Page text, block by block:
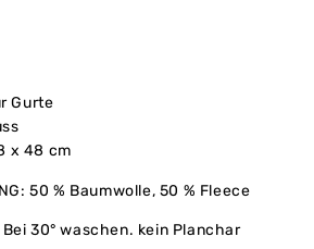
Gurte
x 48 cm
50 % Baumwolle, 50 % Fleece
Bei 30° waschen. kein Planchar